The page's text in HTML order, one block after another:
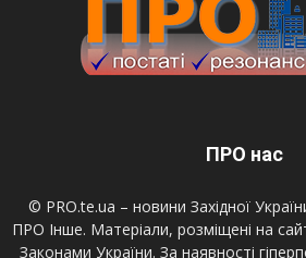
ПРО нас
© PRO.te.ua – новини Західної
ПРО Інше. Матеріали, розміщені на
Законами України. За наявності